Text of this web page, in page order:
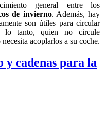
general entre los
de invierno. Además, hay
son útiles para circular
lo tanto, quien no circule
acoplarlos a su coche.
y cadenas para la